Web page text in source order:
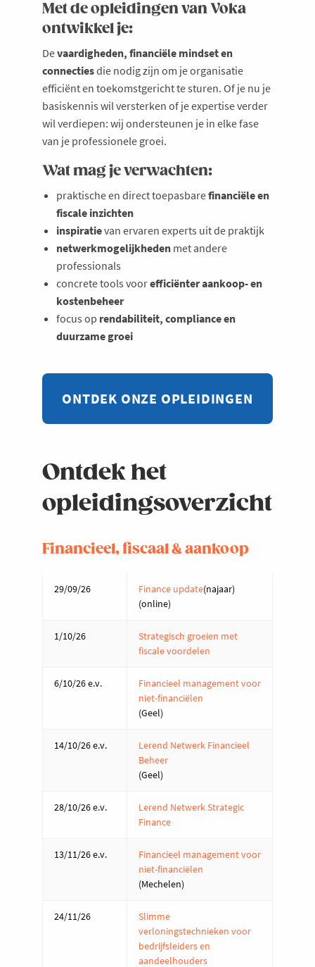
Met de opleidingen van Voka
ontwikkel je:
Devaardigheden, financiële mindset en
connectiesdie nodig zijn om je organisatie
efficiënt en toekomstgericht te sturen. Of je nu je
basiskennis wil versterken of je expertise verder
wil verdiepen: wij ondersteunen je in elke fase
van je professionele groei.
Wat mag je verwachten:
praktische en direct toepasbarefinanciële en
fiscale inzichten
inspiratievan ervaren experts uit de praktijk
netwerkmogelijkheden met andere
professionals
concrete tools voorefficiënter aankoop- en
kostenbeheer
focus op rendabiliteit, compliance en
duurzame groei
ONTDEK ONZE OPLEIDINGEN
Ontdek het
opleidingsoverzicht
Financieel, fiscaal & aankoop
29/09/26 Finance update(najaar)
(online)
1/10/26
Strategisch groeien met
fiscale voordelen
6/10/26 e.v.
Financieel management voor
niet-financiëlen
(Geel)
14/10/26 e.v.
Lerend Netwerk Financieel
Beheer
(Geel)
28/10/26 e.v.
Lerend Netwerk Strategic
Finance
13/11/26 e.v.
Financieel management voor
niet-financiëlen
(Mechelen)
24/11/26
Slimme
verloningstechnieken voor
bedrijfsleiders en
aandeelhouders